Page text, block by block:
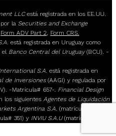
LLCestá registrada en los EE.UU.
la Securities and Exchange
Form ADV Part 2
Form CRS.
está registrada en Uruguay como
el Banco Central del Uruguay(BCU). -
S.A. está registrada en
de Inversiones(AAGI) y regulada por
-Matrícula# 657-. Financial Design
los siguientes Agentes de Liquidación
Argentina S.A. (matrícula# 117),
351) y INVIU S.A.U(matrícula# 205).